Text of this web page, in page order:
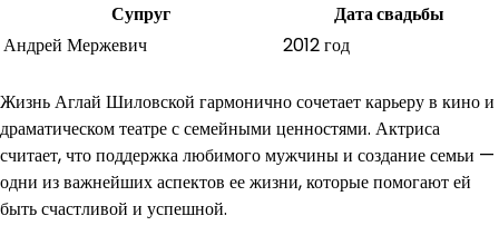
Супруг
Дата свадьбы
Андрей Мержевич
2012 год
Жизнь Аглай Шиловской гармонично сочетает карьеру в кино и
драматическом театре с семейными ценностями. Актриса
считает, что поддержка любимого мужчины и создание семьи —
одни из важнейших аспектов ее жизни, которые помогают ей
быть счастливой и успешной.